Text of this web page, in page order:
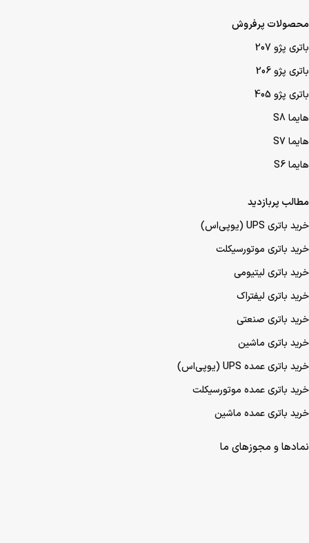
محصولات پرفروش
باتری پژو 207
باتری پژو 206
باتری پژو 405
هایما S8
هایما S7
هایما S6
مطالب پربازدید
خرید باتری UPS (یو‌پی‌اس)
خرید باتری موتورسیکلت
خرید باتری لیتیومی
خرید باتری لیفتراک
خرید باتری صنعتی
خرید باتری ماشین
خرید باتری عمده UPS (یو‌پی‌اس)
خرید باتری عمده موتورسیکلت
خرید باتری عمده ماشین
نمادها و مجوزهای ما